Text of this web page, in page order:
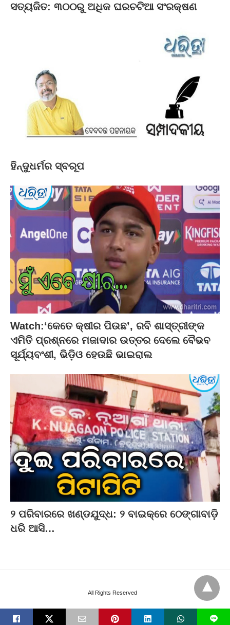
ସତ୍ୟଜିତ: ୩୦୦ରୁ ଅଧିକ ଘରଚଟିଆ ସଂରକ୍ଷଣ
ହିନ୍ଦୁଧର୍ମର ସ୍ବରୂପ
Watch:‘କେତେ କ୍ଷୀର ପିଉଛ’, ରବି ଶାସ୍ତ୍ରୀଙ୍କ
ଏମିତି ପ୍ରଶ୍ନରେ ମଜାଦାର ଉତ୍ତର ଦେଲେ ବୈଭବ
ସୂର୍ଯ୍ୟବଂଶୀ, ଭିଡ଼ିଓ ହେଉଛି ଭାଇରାଲ
୨ ପରିବାରରେ ଖଣ୍ଡଯୁଦ୍ଧ: ୨ ବାଇକ୍‌ରେ ଠେଙ୍ଗାବାଡ଼ି
ଧରି ଆସି…
All Rights Reserved
L